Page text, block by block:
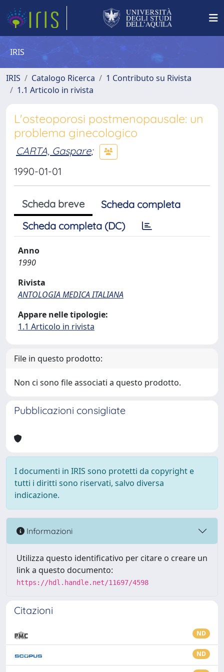
IRIS
IRIS Catalogo Ricerca
1 Contributo su Rivista
1.1 Articolo in rivista
L'osteoporosi postmenopausale: un
problema ginecologico
CARTA, Gaspare;
1990-01-01
Scheda breve
Scheda completa
Scheda completa (DC)
Anno
1990
Rivista
ANTOLOGIA MEDICA ITALIANA
Appare nelle tipologie:
1.1 Articolo in rivista
File in questo prodotto:
Non ci sono file associati a questo prodotto.
Pubblicazioni consigliate
I documenti in IRIS sono protetti da copyright e
tutti i diritti sono riservati, salvo diversa
indicazione.
Informazioni
Utilizza questo identificativo per citare o creare un
link a questo documento:
https://hdl.handle.net/11697/4598
Citazioni
ND
ND